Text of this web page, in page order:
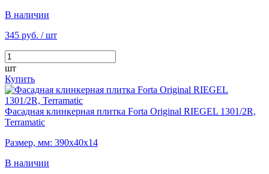
В наличии
345 руб. / шт
шт
Купить
Фасадная клинкерная плитка Forta Original RIEGEL 1301/2R,
Terramatic
Размер, мм: 390х40х14
В наличии